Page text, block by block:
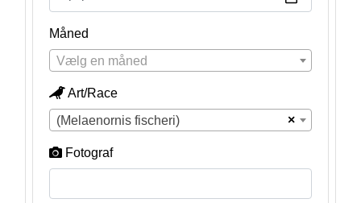
Måned
Vælg en måned
Art/Race
×
(Melaenornis fischeri)
Fotograf